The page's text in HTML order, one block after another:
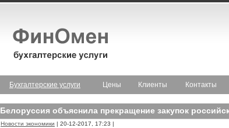
Бухгалтерские услуги
Цены Клиенты Контакты
Белоруссия объяснила прекращение закупок
Новости экономики | 20-12-2017, 17:23 |